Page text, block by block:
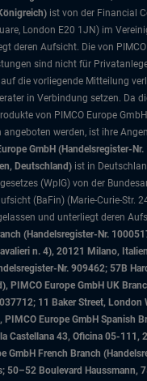
ist von der Financial
London E20 1JN) im
deren Aufsicht. Die von PIMCO
sind nicht für
die vorliegende Mitteilung
in Verbindung setzen. Da
von PIMCO Europe
werden, ist ihre
GmbH (Handelsregister-
Deutschland) ist in
(WpIG) von der
(BaFin) (Marie-Curie-Str.
und unterliegt deren
(Handelsregister-Nr.
n. 4), 20121 Milano,
Nr. 909462; 57B
PIMCO Europe GmbH UK
11 Baker Street, London
Europe GmbH Spanish
Castellana 43, Oficina 05-111,
GmbH French Branch
50–52 Boulevard Haussmann,